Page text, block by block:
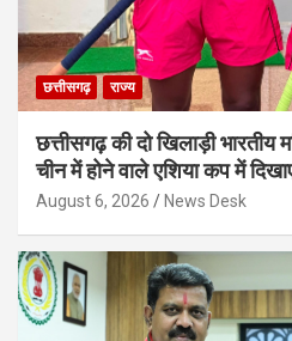
छत्तीसगढ़ राज्य
छत्तीसगढ़ की दो खिलाड़ी भारतीय
चीन में होने वाले एशिया कप में
August 6, 2026 News Desk